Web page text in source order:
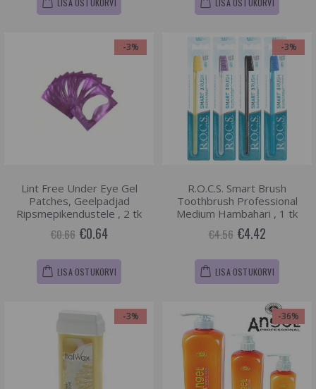
LISA OSTUKORVI LISA OSTUKORVI
-3%
Lint Free Under Eye Gel
Patches, Geelpadjad
Ripsmepikendustele , 2 tk
€0.66 €0.64
LISA OSTUKORVI
-3%
R.O.C.S. Smart Brush
Toothbrush Professional
Medium Hambahari , 1 tk
€4.56 €4.42
LISA OSTUKORVI
-3% -36%